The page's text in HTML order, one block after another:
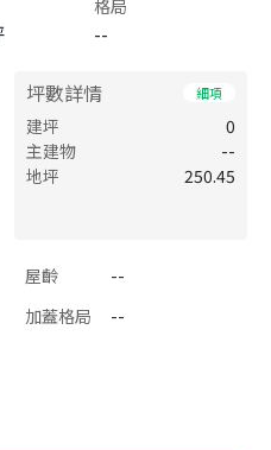
格局
--
坪數詳情 細項
建坪
0
主建物
--
地坪
250.45
屋齡
--
加蓋格局
--